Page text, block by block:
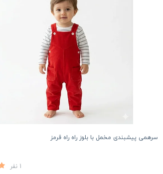
سرهمی پیشبندی مخمل با بلوز راه راه قرمز
1 نفر